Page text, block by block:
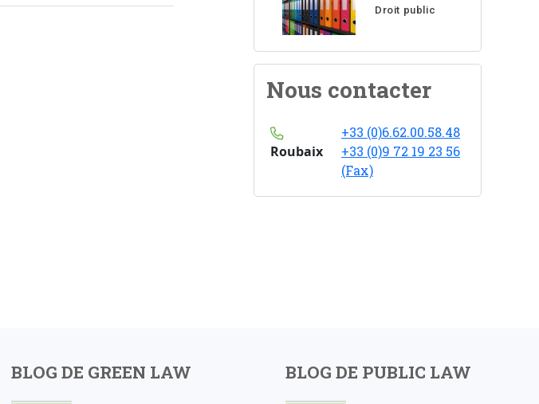
Droit public
Nous contacter
Roubaix
+33 (0)6.62.00.58.48
+33 (0)9 72 19 23 56
(Fax)
BLOG DE GREEN LAW BLOG DE PUBLIC LAW